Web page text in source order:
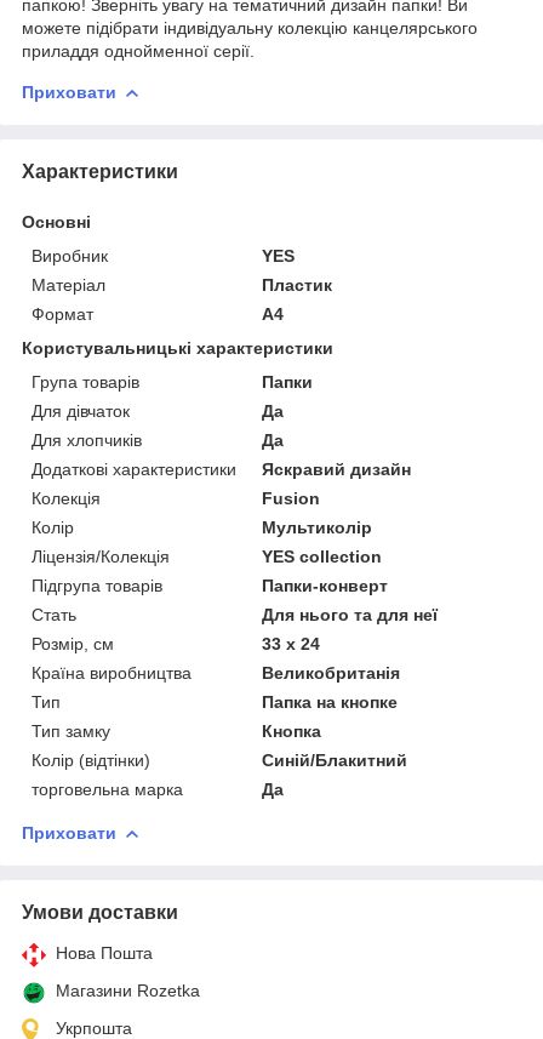
папкою! Зверніть увагу на тематичний дизайн папки! Ви
можете підібрати індивідуальну колекцію канцелярського
приладдя однойменної серії.
Приховати
Характеристики
Основні
Виробник
YES
Матеріал
Пластик
Формат
A4
Користувальницькі характеристики
Група товарів
Папки
Для дівчаток
Да
Для хлопчиків
Да
Додаткові характеристики
Яскравий дизайн
Колекція
Fusion
Колір
Мультиколір
Ліцензія/Колекція
YES collection
Підгрупа товарів
Папки-конверт
Стать
Для нього та для неї
Розмір, см
33 х 24
Країна виробництва
Великобританія
Тип
Папка на кнопке
Тип замку
Кнопка
Колір (відтінки)
Синій/Блакитний
торговельна марка
Да
Приховати
Умови доставки
Нова Пошта
Магазини Rozetka
Укрпошта